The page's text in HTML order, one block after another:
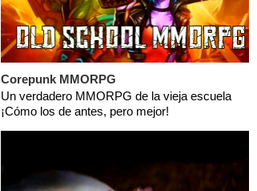
Corepunk MMORPG
Un verdadero MMORPG de la vieja escuela
¡Cómo los de antes, pero mejor!